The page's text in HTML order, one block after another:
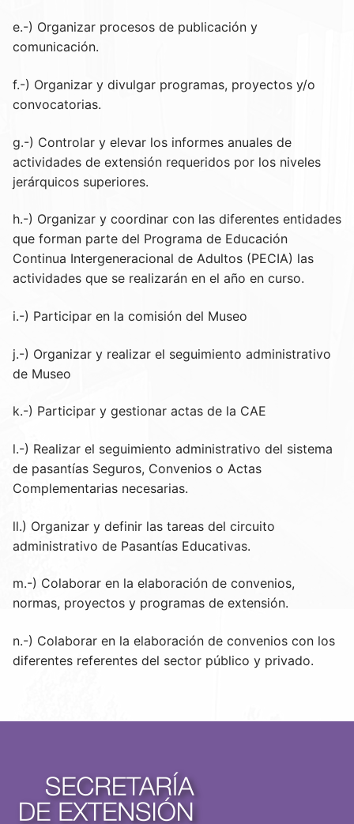
e.-) Organizar procesos de publicación y
comunicación.
f.-) Organizar y divulgar programas, proyectos y/o
convocatorias.
g.-) Controlar y elevar los informes anuales de
actividades de extensión requeridos por los niveles
jerárquicos superiores.
h.-) Organizar y coordinar con las diferentes entidades
que forman parte del Programa de Educación
Continua Intergeneracional de Adultos (PECIA) las
actividades que se realizarán en el año en curso.
i.-) Participar en la comisión del Museo
j.-) Organizar y realizar el seguimiento administrativo
de Museo
k.-) Participar y gestionar actas de la CAE
l.-) Realizar el seguimiento administrativo del sistema
de pasantías Seguros, Convenios o Actas
Complementarias necesarias.
ll.) Organizar y definir las tareas del circuito
administrativo de Pasantías Educativas.
m.-) Colaborar en la elaboración de convenios,
normas, proyectos y programas de extensión.
n.-) Colaborar en la elaboración de convenios con los
diferentes referentes del sector público y privado.